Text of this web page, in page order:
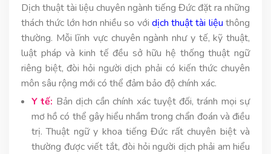
Dịch thuật tài liệu chuyên ngành tiếng Đức đặt ra những
thách thức lớn hơn nhiều so với dịch thuật tài liệu thông
thường. Mỗi lĩnh vực chuyên ngành như y tế, kỹ thuật,
luật pháp và kinh tế đều sở hữu hệ thống thuật ngữ
riêng biệt, đòi hỏi người dịch phải có kiến thức chuyên
môn sâu rộng mới có thể đảm bảo độ chính xác.
Y tế: Bản dịch cần chính xác tuyệt đối, tránh mọi sự
mơ hồ có thể gây hiểu nhầm trong chẩn đoán và điều
trị. Thuật ngữ y khoa tiếng Đức rất chuyên biệt và
thường được viết tắt, đòi hỏi người dịch phải am hiểu